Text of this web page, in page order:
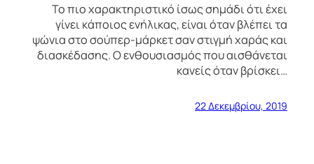
Το πιο χαρακτηριστικό ίσως σημάδι ότι έχει
γίνει κάποιος ενήλικας, είναι όταν βλέπει τα
ψώνια στο σούπερ-μάρκετ σαν στιγμή χαράς και
διασκέδασης. Ο ενθουσιασμός που αισθάνεται
κανείς όταν βρίσκει…
22 Δεκεμβρίου, 2019